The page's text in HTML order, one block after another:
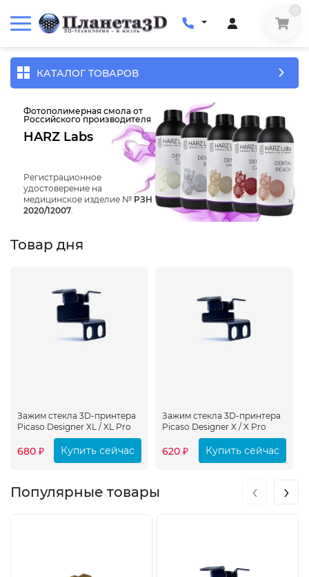
КАТАЛОГ ТОВАРОВ
Фотополимерная смола от
Российского производителя
HARZ Labs
Регистрационное
удостоверение на
медицинское изделие № РЗН
2020/12007.
Товар дня
Зажим стекла 3D-принтера
Picaso Designer XL / XL Pro
680 ₽ Купить сейчас
Зажим стекла 3D-принтера
Picaso Designer X / X Pro
620 ₽ Купить сейчас
Популярные товары ‹ ›